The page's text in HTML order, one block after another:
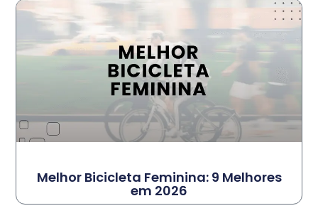
Melhor Bicicleta Feminina: 9 Melhores
em 2026